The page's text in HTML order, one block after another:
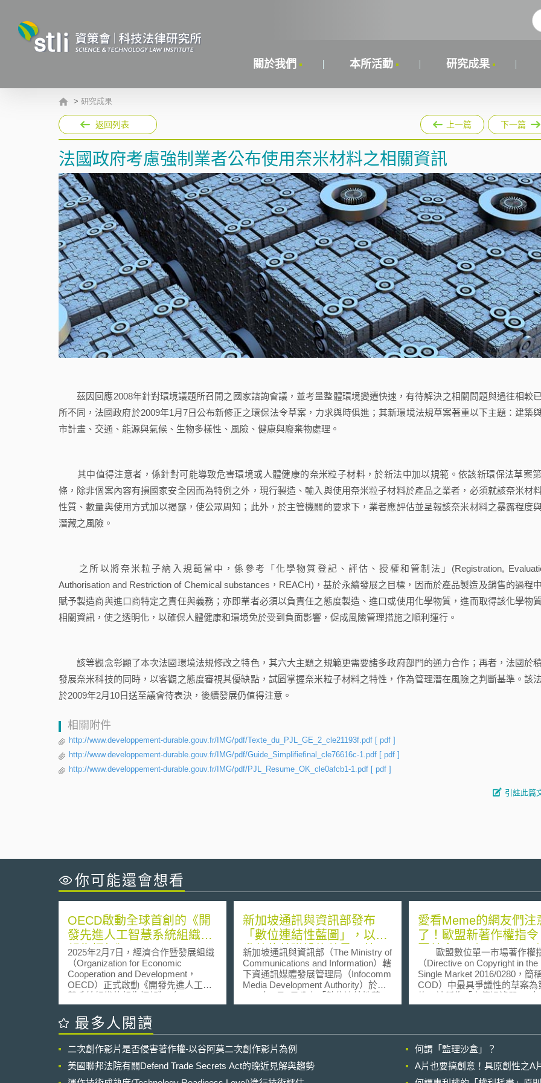
關於我們 本所活動 研究成果
> 研究成果
返回列表 上一篇 下一篇
法國政府考慮強制業者公布使用奈米材料之相關資訊
茲因回應2008年針對環境議題所召開之國家諮詢會議，並考量整體環境變遷快速，有待解決之相關問題與過往相較
所不同，法國政府於2009年1月7日公布新修正之環保法令草案，力求與時俱進；其新環境法規草案著重以下主題：建築
市計畫、交通、能源與氣候、生物多樣性、風險、健康與廢棄物處理。
其中值得注意者，係針對可能導致危害環境或人體健康的奈米粒子材料，於新法中加以規範。依該新環保法草案
條，除非個案內容有損國家安全因而為特例之外，現行製造、輸入與使用奈米粒子材料於產品之業者，必須就該奈米材
性質、數量與使用方式加以揭露，使公眾周知；此外，於主管機關的要求下，業者應評估並呈報該奈米材料之暴露程度
潛藏之風險。
之所以將奈米粒子納入規範當中，係參考「化學物質登記、評估、授權和管制法」(Registration,
Authorisation and Restriction of Chemical substances，REACH)，基於永續發展之目標，因而於產品製造及銷售的過程中
賦予製造商與進口商特定之責任與義務；亦即業者必須以負責任之態度製造、進口或使用化學物質，進而取得該化學物
相關資訊，使之透明化，以確保人體健康和環境免於受到負面影響，促成風險管理措施之順利運行。
該等觀念彰顯了本次法國環境法規修改之特色，其六大主題之規範更需要諸多政府部門的通力合作；再者，法國於
發展奈米科技的同時，以客觀之態度審視其優缺點，試圖掌握奈米粒子材料之特性，作為管理潛在風險之判斷基準。該
於2009年2月10日送至議會待表決，後續發展仍值得注意。
相關附件
http://www.developpement-durable.gouv.fr/IMG/pdf/Texte_du_PJL_GE_2_cle21193f.pdf [ pdf ]
http://www.developpement-durable.gouv.fr/IMG/pdf/Guide_Simplifiefinal_cle76616c-1.pdf [ pdf ]
http://www.developpement-durable.gouv.fr/IMG/pdf/PJL_Resume_OK_cle0afcb1-1.pdf [ pdf ]
引註此篇
你可能還會想看
OECD啟動全球首創的《開
發先進人工智慧系統組織的
報告框架》
2025年2月7日，經濟合作暨發展組織
（Organization for Economic
Cooperation and Development，
OECD）正式啟動《開發先進人工智
慧系統組織的報告框架》（Reporting
Framework for the Hiroshima
Process International Code of
Conduct for Organizations Developing
險報告框架）。 該框架之目的是具體
落實《廣島進程國際行為準則》
（Hiroshima Process International
新加坡通訊與資訊部發布
「數位連結性藍圖」，以提
升數位基礎設施數量、效
能、安全性與能源效率作為
戰略性優先事項
新加坡通訊與資訊部（The Ministry of
Communications and Information）轄
下資通訊媒體發展管理局（Infocomm
Media Development Authority）於
2023年6月5日公布「數位連結性藍
圖」（Digital Connectivity Blueprint,
（infrastructure stack，即將多個基礎
設施作為一整體進行定義、提供與更
新）、確保安全與韌性，以及永續性
愛看Meme的網友們注
了！歐盟新著作權指令
因禁令」（Meme Ban
歐盟數位單一市場著作權
（Directive on Copyright in the
Single Market 2016/0280，簡
COD）中最具爭議性的草案為
條，被稱為「上傳過濾器」（
filter），其課予如YouTube、
的內容辨識科技（effective
recognition technologies）對
者的上傳內容進行監督與審查
最多人閱讀
二次創作影片是否侵害著作權-以谷阿莫二次創作影片為例
何謂「監理沙盒」？
美國聯邦法院有關Defend Trade Secrets Act的晚近見解與趨勢
A片也要搞創意！具原創性之A